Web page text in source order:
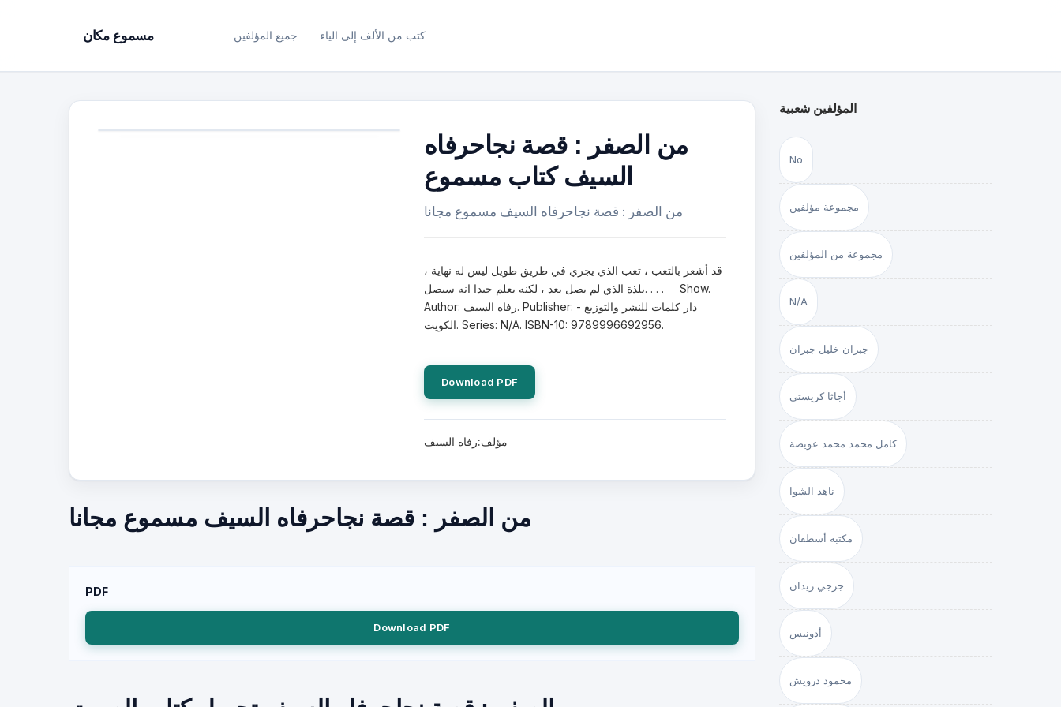
مسموع مكان جميع المؤلفين كتب من الألف إلى الياء
من الصفر : قصة نجاحرفاه
السيف كتاب مسموع
من الصفر : قصة نجاحرفاه السيف مسموع مجانا
قد أشعر بالتعب ، تعب الذي يجري في طريق طويل ليس له نهاية ،
بلذة الذي لم يصل بعد ، لكنه يعلم جيدا انه سيصل. . . . Show.
Author: رفاه السيف. Publisher: دار كلمات للنشر والتوزيع -
الكويت. Series: N/A. ISBN-10: 9789996692956.
Download PDF
مؤلف:رفاه السيف
من الصفر : قصة نجاحرفاه السيف مسموع مجانا
PDF
Download PDF
المؤلفين شعبية
No
مجموعة مؤلفين
مجموعة من المؤلفين
N/A
جبران خليل جبران
أجاثا كريستي
كامل محمد محمد عويضة
ناهد الشوا
مكتبة أسطفان
جرجي زيدان
أدونيس
محمود درويش